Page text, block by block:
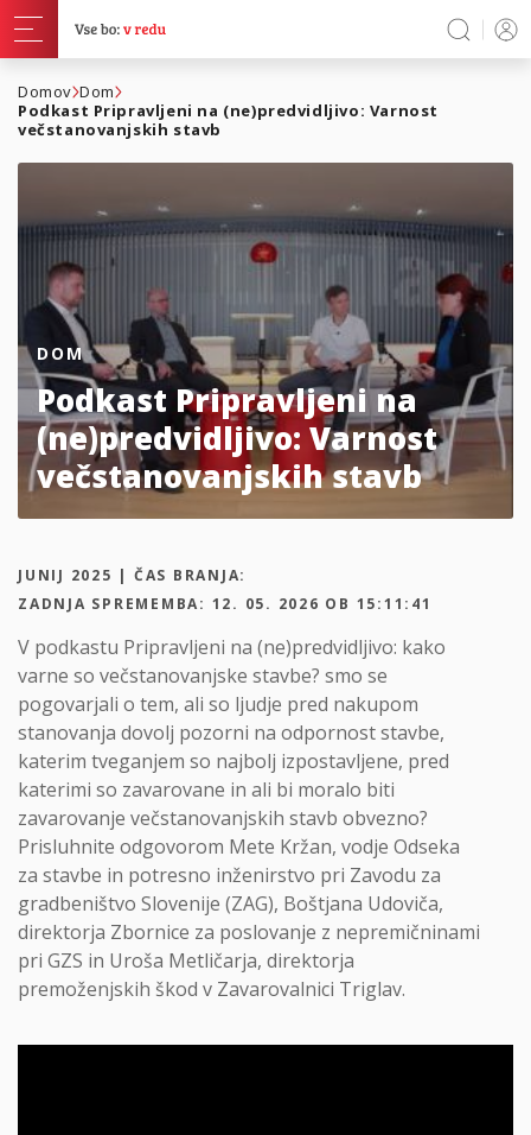
Domov Dom
Podkast Pripravljeni na (ne)predvidljivo: Varnost
večstanovanjskih stavb
DOM
Podkast Pripravljeni na
(ne)predvidljivo: Varnost
večstanovanjskih stavb
JUNIJ 2025 | ČAS BRANJA:
ZADNJA SPREMEMBA: 12. 05. 2026 OB 15:11:41
V podkastu Pripravljeni na (ne)predvidljivo: kako
varne so večstanovanjske stavbe? smo se
pogovarjali o tem, ali so ljudje pred nakupom
stanovanja dovolj pozorni na odpornost stavbe,
katerim tveganjem so najbolj izpostavljene, pred
katerimi so zavarovane in ali bi moralo biti
zavarovanje večstanovanjskih stavb obvezno?
Prisluhnite odgovorom Mete Kržan, vodje Odseka
za stavbe in potresno inženirstvo pri Zavodu za
gradbeništvo Slovenije (ZAG), Boštjana Udoviča,
direktorja Zbornice za poslovanje z nepremičninami
pri GZS in Uroša Metličarja, direktorja
premoženjskih škod v Zavarovalnici Triglav.